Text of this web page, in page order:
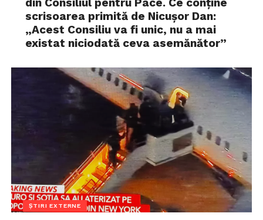
din Consiliul pentru Pace. Ce conține
scrisoarea primită de Nicușor Dan:
„Acest Consiliu va fi unic, nu a mai
existat niciodată ceva asemănător”
ȘTIRI EXTERNE